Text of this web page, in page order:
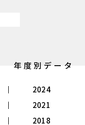
年度別データ
2024
2021
2018